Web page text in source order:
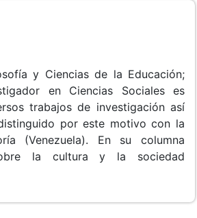
y Ciencias de la Educación;
en Ciencias Sociales es
trabajos de investigación así
por este motivo con la
(Venezuela). En su columna
la cultura y la sociedad